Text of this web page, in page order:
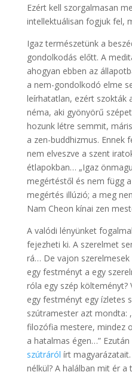
Ezért kell szorgalmasan
intellektuálisan fogjuk fel,
Igaz természetünk a
gondolkodás előtt. A
ahogyan ebben az
a nem-gondolkodó elme
leírhatatlan, ezért szokták
néma, aki gyönyörű
hozunk létre semmit,
a zen-buddhizmus. Ennek
nem elveszve a szent
étlapokban… „Igaz
megértéstől és nem függ
megértés illúzió; a meg
Nam Cheon kínai zen
A valódi lényünket
fejezheti ki. A szerelmet
rá… De vajon
egy festményt a egy
róla egy szép költeményt?
egy festményt egy ízletes
szútramester azt mondta:
filozófia mestere, mindez
a hatalmas égen…”
szútráról írt
nélkül? A halálban mit ér